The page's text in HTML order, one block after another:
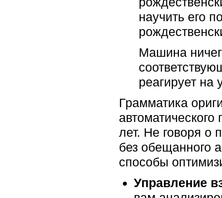
научить его
Машина
реагирует на
Грамматика
лет. Не говоря о
без обещанного
способы
Управление